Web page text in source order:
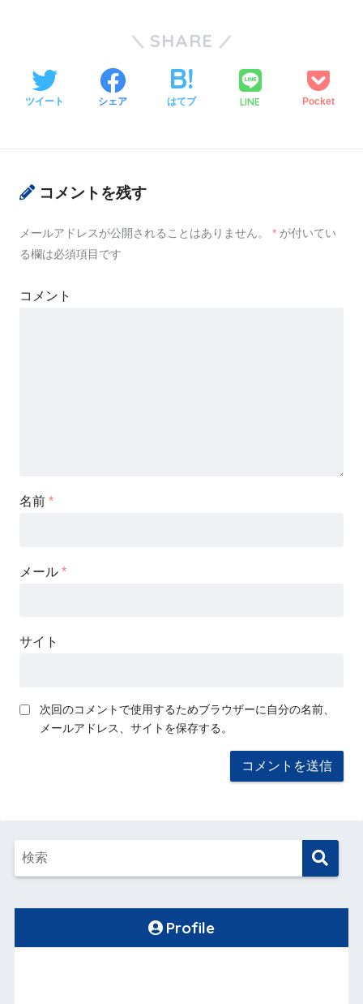
SHARE
ツイート シェア はてブ LINE Pocket
コメントを残す
メールアドレスが公開されることはありません。 * が付いてい
る欄は必須項目です
コメント
名前 *
メール *
サイト
次回のコメントで使用するためブラウザーに自分の名前、
メールアドレス、サイトを保存する。
Profile